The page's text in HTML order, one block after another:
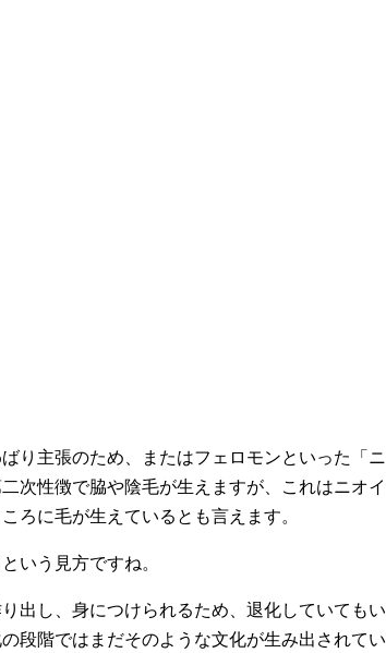
り主張のため、またはフェロモンといった「ニ
次性徴で脇や陰毛が生えますが、これはニオイ
ろに毛が生えているとも言えます。
いう見方ですね。
出し、身につけられるため、退化していてもい
段階ではまだそのような文化が生み出されてい